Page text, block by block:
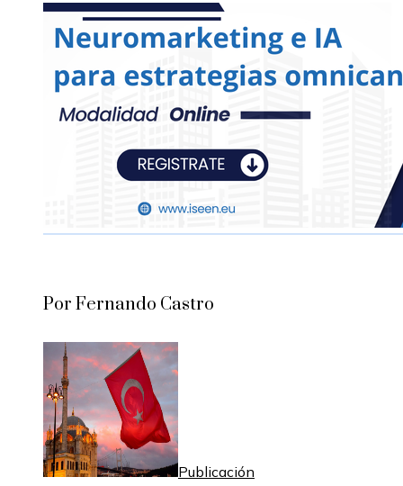
Por Fernando Castro
Publicación